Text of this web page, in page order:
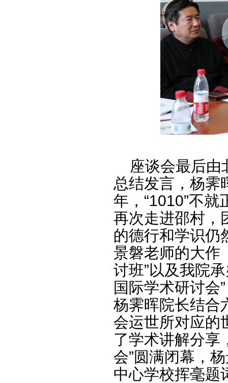
座谈会最后由
总结发言，杨霁
年，“1010”不
再次走进邵村，
的德行和学识仍
景磐老师的大作
讨班”以及我院
国际学术研讨会
杨霁晖院长结合
会运世所对应的
了学术讲解分享
会”圆满闭幕，
中心学校挥毫题